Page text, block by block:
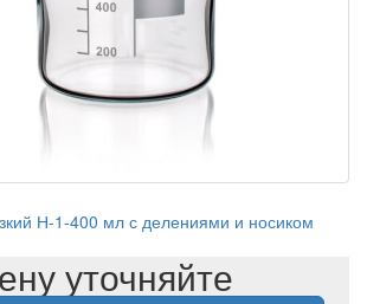
уточняйте